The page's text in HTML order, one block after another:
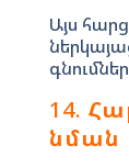
Այս
14.
նման